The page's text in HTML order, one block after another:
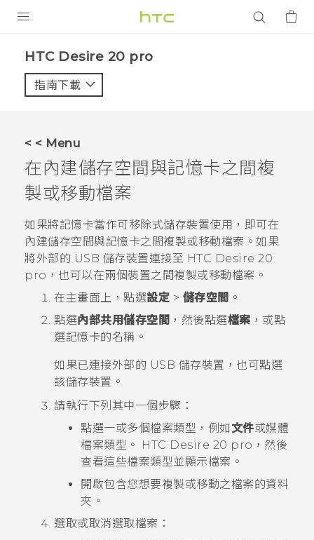
VIVE
VIVERSE
應用程式
支援服務
登入
‎HTC Desire 20 pro‎
指南下載
< < Menu
在內建儲存空間與記憶卡之間複
製或移動檔案
如果將記憶卡當作可移除式儲存裝置使用，即可在
內建儲存空間與記憶卡之間複製或移動檔案。 如果
將外部的 USB 儲存裝置連接至 HTC Desire 20
pro ，也可以在兩個裝置之間複製或移動檔案。
在主畫面上，點選設定 > 儲存空間 。
點選內部共用儲存空間 ，然後點選檔案 ，或點
選記憶卡的名稱。
如果已連接外部的 USB 儲存裝置，也可點選
該儲存裝置。
請執行下列其中一個步驟：
點選一或多個檔案類型，例如文件或媒體
檔案類型。
HTC Desire 20 pro ，然後
查看這些檔案類型並顯示檔案。
開啟包含您想要複製或移動之檔案的資料
夾。
選取或取消選取檔案：